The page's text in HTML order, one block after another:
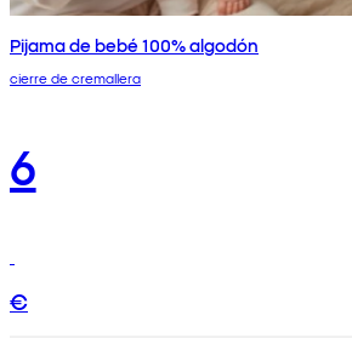
Pijama de bebé 100% algodón
cierre de cremallera
6
€